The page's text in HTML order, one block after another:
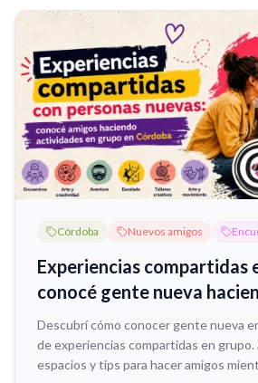
Córdoba Nuevos amigos
Experiencias compartidas
conocé gente nueva
actividades
Descubrí cómo conocer gente nueva
de experiencias compartidas en
espacios y tips para hacer amigos